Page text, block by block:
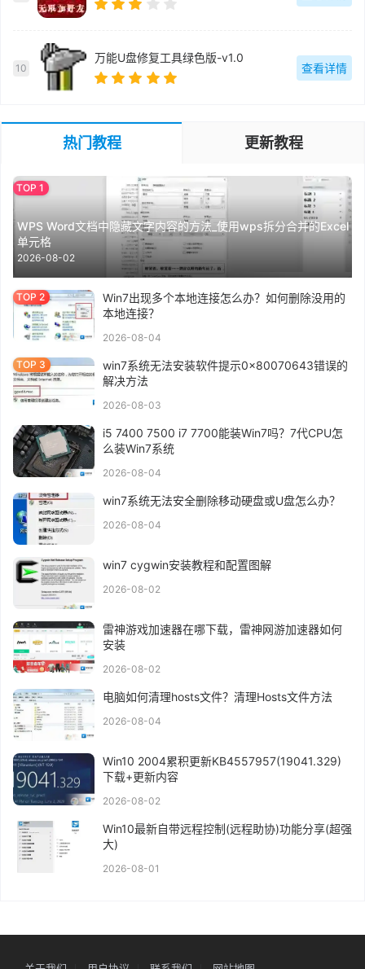
10
万能U盘修复工具绿色版-v1.0
查看详情
热门教程 更新教程
WPS Word文档中隐藏文字内容的方法_使用wps拆分合并的Excel
单元格
2026-08-02
Win7出现多个本地连接怎么办？如何删除没用的
本地连接？
2026-08-04
win7系统无法安装软件提示0x80070643错误的
解决方法
2026-08-03
i5 7400 7500 i7 7700能装Win7吗？7代CPU怎
么装Win7系统
2026-08-04
win7系统无法安全删除移动硬盘或U盘怎么办？
2026-08-04
win7 cygwin安装教程和配置图解
2026-08-02
雷神游戏加速器在哪下载，雷神网游加速器如何
安装
2026-08-02
电脑如何清理hosts文件？清理Hosts文件方法
2026-08-04
Win10 2004累积更新KB4557957(19041.329)
下载+更新内容
2026-08-02
Win10最新自带远程控制(远程助协)功能分享(超强
大)
2026-08-01